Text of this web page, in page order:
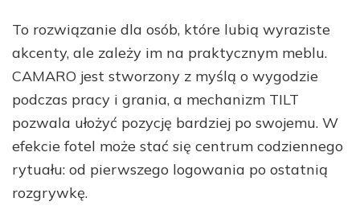
To rozwiązanie dla osób, które lubią wyraziste
akcenty, ale zależy im na praktycznym meblu.
CAMARO jest stworzony z myślą o wygodzie
podczas pracy i grania, a mechanizm TILT
pozwala ułożyć pozycję bardziej po swojemu. W
efekcie fotel może stać się centrum codziennego
rytuału: od pierwszego logowania po ostatnią
rozgrywkę.